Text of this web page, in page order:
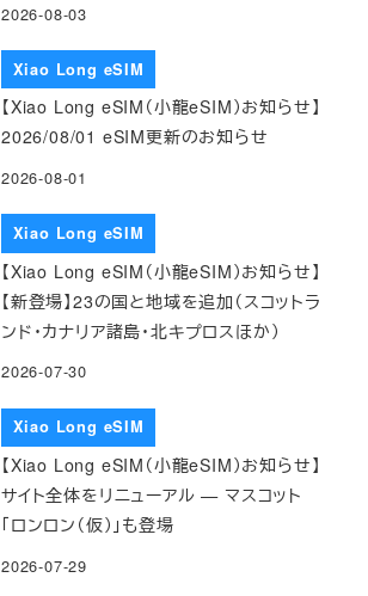
2026-08-03
Xiao Long eSIM
【Xiao Long eSIM（小龍eSIM）お知らせ】
2026/08/01 eSIM更新のお知らせ
2026-08-01
Xiao Long eSIM
【Xiao Long eSIM（小龍eSIM）お知らせ】
【新登場】23の国と地域を追加（スコットラ
ンド・カナリア諸島・北キプロスほか）
2026-07-30
Xiao Long eSIM
【Xiao Long eSIM（小龍eSIM）お知らせ】
サイト全体をリニューアル — マスコット
「ロンロン（仮）」も登場
2026-07-29